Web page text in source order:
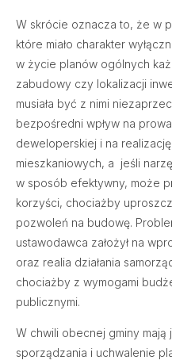
W skrócie oznacza to, że w
które miało charakter
w życie planów ogólnych
zabudowy czy lokalizacji
musiała być z nimi
bezpośredni wpływ na
deweloperskiej i na
mieszkaniowych, a jeśli
w sposób efektywny, może
korzyści, chociażby
pozwoleń na budowę.
ustawodawca założył na
oraz realia działania
chociażby z wymogami
publicznymi.
W chwili obecnej gminy
sporządzania i uchwalenie